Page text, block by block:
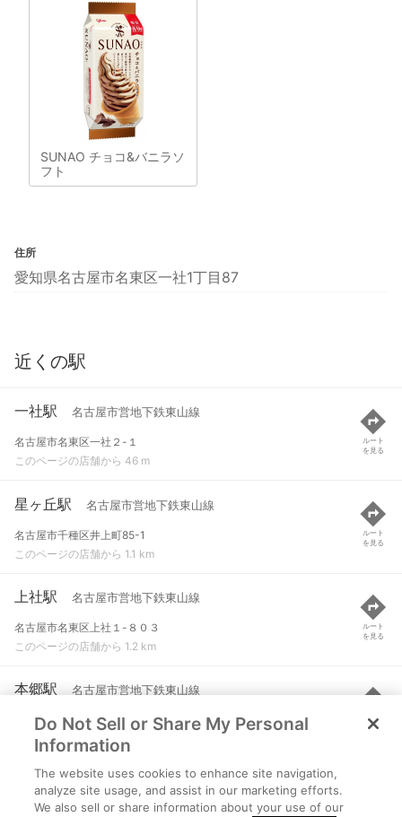
SUNAO チョコ&バニラソ
フト
住所
愛知県名古屋市名東区一社1丁目87
近くの駅
一社駅 名古屋市営地下鉄東山線
名古屋市名東区一社２-１
このページの店舗から 46 m
ルート
を見る
星ヶ丘駅 名古屋市営地下鉄東山線
名古屋市千種区井上町85-1
このページの店舗から 1.1 km
ルート
を見る
上社駅 名古屋市営地下鉄東山線
名古屋市名東区上社１-８０３
このページの店舗から 1.2 km
ルート
を見る
本郷駅 名古屋市営地下鉄東山線
名古屋市名東区本郷２-１５３
このページの店舗から 1.8 km
ルート
を見る
東山公園駅 名古屋市営地下鉄東山線
名古屋市千種区東山通５-１
Do Not Sell or Share My Personal
Information
The website uses cookies to enhance site navigation,
analyze site usage, and assist in our marketing efforts.
We also sell or share information about your use of our